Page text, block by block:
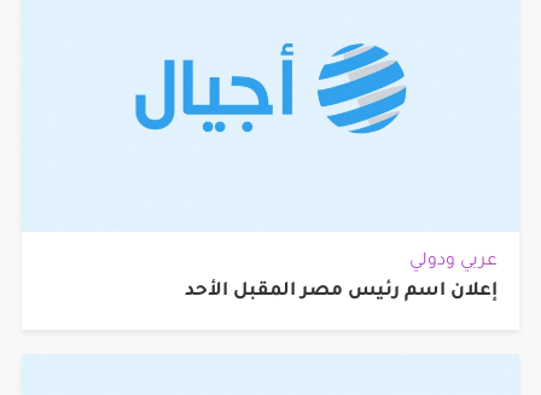
عربي ودولي
إعلان اسم رئيس مصر المقبل الأحد